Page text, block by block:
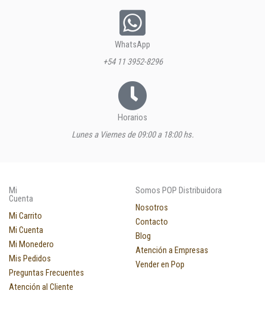
WhatsApp
+54 11 3952-8296
Horarios
Lunes a Viernes de 09:00 a 18:00 hs.
Mi
Cuenta
Mi Carrito
Mi Cuenta
Mi Monedero
Mis Pedidos
Preguntas Frecuentes
Atención al Cliente
Somos POP Distribuidora
Nosotros
Contacto
Blog
Atención a Empresas
Vender en Pop